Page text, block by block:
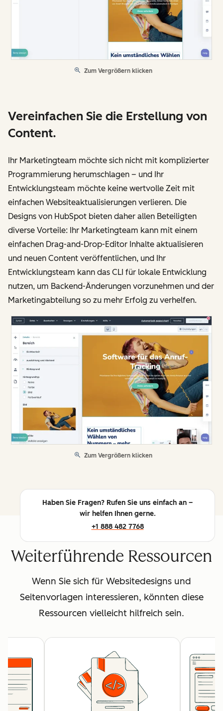
Zum Vergrößern klicken
Vereinfachen Sie die Erstellung von
Content.
Ihr Marketingteam möchte sich nicht mit komplizierter
Programmierung herumschlagen – und Ihr
Entwicklungsteam möchte keine wertvolle Zeit mit
einfachen Websiteaktualisierungen verlieren. Die
Designs von HubSpot bieten daher allen Beteiligten
diverse Vorteile: Ihr Marketingteam kann mit einem
einfachen Drag-and-Drop-Editor Inhalte aktualisieren
und neuen Content veröffentlichen, und Ihr
Entwicklungsteam kann das CLI für lokale Entwicklung
nutzen, um Backend-Änderungen vorzunehmen und der
Marketingabteilung so zu mehr Erfolg zu verhelfen.
Zum Vergrößern klicken
Haben Sie Fragen? Rufen Sie uns einfach an –
wir helfen Ihnen gerne.
+1 888 482 7768
Weiterführende Ressourcen
Wenn Sie sich für Websitedesigns und
Seitenvorlagen interessieren, könnten diese
Ressourcen vielleicht hilfreich sein.